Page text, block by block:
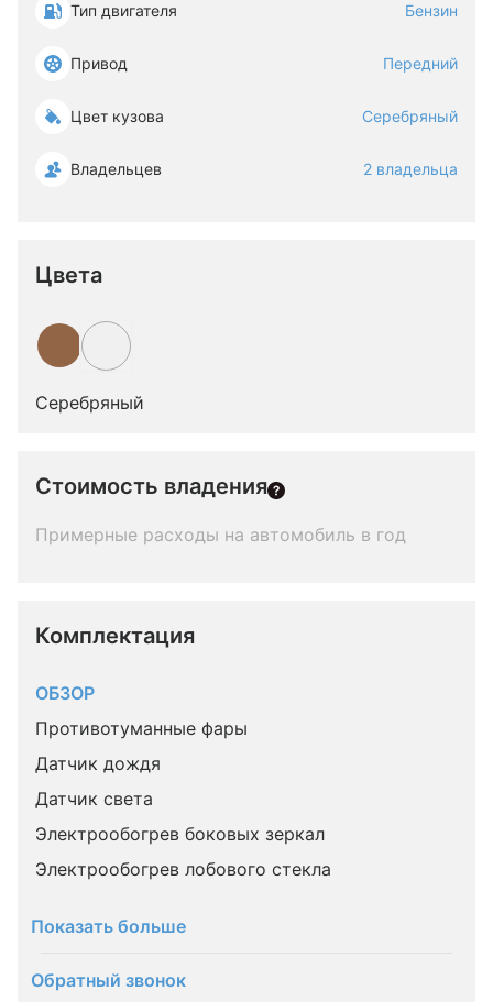
Тип двигателя Бензин
Привод Передний
Цвет кузова Серебряный
Владельцев 2 владельца
Цвета
Серебряный
Стоимость владения
Примерные расходы на автомобиль в год
Комплектация
ОБЗОР
Противотуманные фары
Датчик дождя
Датчик света
Электрообогрев боковых зеркал
Электрообогрев лобового стекла
Показать больше
Обратный звонок